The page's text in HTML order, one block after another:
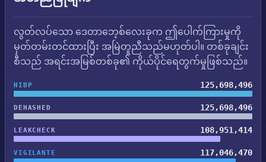
လွတ်လပ်သော ဒေတာဘေ့စ်လေးခုက ဤပေါက်ကြားမှုကို
မှတ်တမ်းတင်ထားပြီး အမြဲတူညီသည်မဟုတ်ပါ။ တစ်ခုချင်း
စီသည် အရင်းအမြစ်တစ်ခု၏ ကိုယ်ပိုင်ရေတွက်မှုဖြစ်သည်။
HIBP 125,698,496
DEHASHED 125,698,496
LEAKCHECK 108,951,414
VIGILANTE 117,046,470